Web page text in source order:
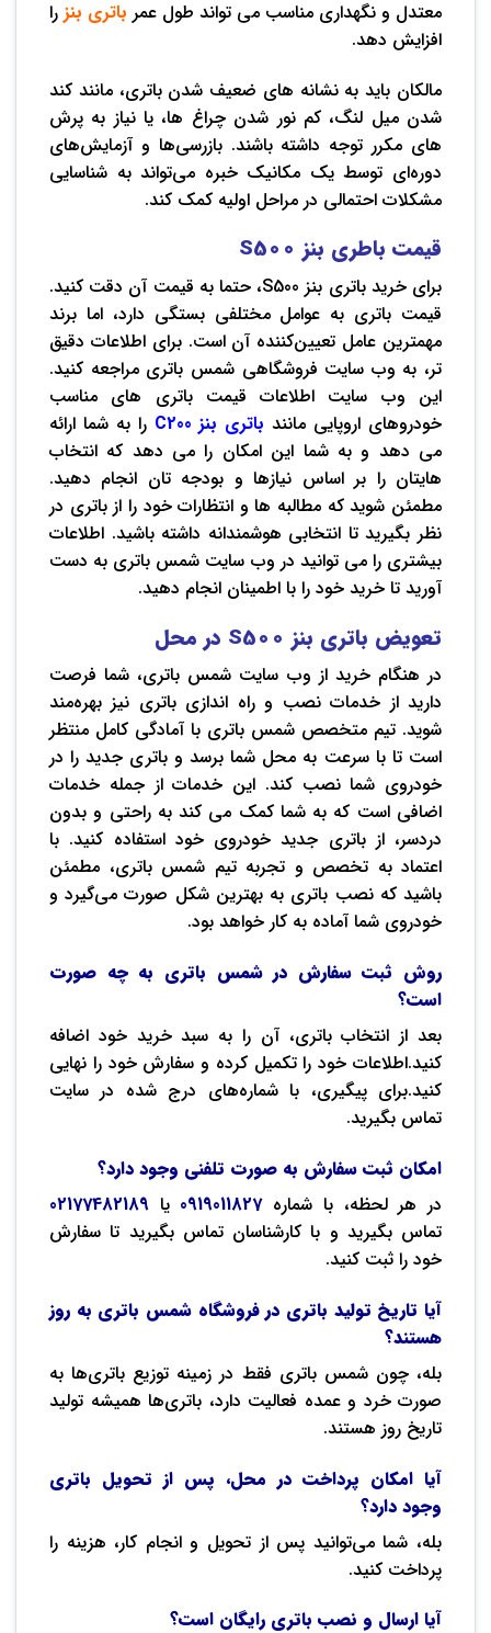
معتدل و نگهداری مناسب می تواند طول عمر باتری بنز را
افزایش دهد.
مالکان باید به نشانه های ضعیف شدن باتری، مانند کند
شدن میل لنگ، کم نور شدن چراغ ها، یا نیاز به پرش
های مکرر توجه داشته باشند. بازرسی‌ها و آزمایش‌های
دوره‌ای توسط یک مکانیک خبره می‌تواند به شناسایی
مشکلات احتمالی در مراحل اولیه کمک کند.
قیمت باطری بنز S500
برای خرید باتری بنز S500، حتما به قیمت آن دقت کنید.
قیمت باتری به عوامل مختلفی بستگی دارد، اما برند
مهمترین عامل تعیین‌کننده آن است. برای اطلاعات دقیق
تر، به وب ‌سایت فروشگاهی شمس باتری مراجعه کنید.
این وب‌ سایت اطلاعات قیمت باتری های مناسب
خودروهای اروپایی مانند باتری بنز C200
را به شما ارائه
می ‌دهد و به شما این امکان را می ‌دهد که انتخاب
‌هایتان را بر اساس نیازها و بودجه ‌تان انجام دهید.
مطمئن شوید که مطالبه ها و انتظارات خود را از باتری در
نظر بگیرید تا انتخابی هوشمندانه داشته باشید. اطلاعات
بیشتری را می‌ توانید در وب ‌سایت شمس باتری به دست
آورید تا خرید خود را با اطمینان انجام دهید.
تعویض باتری بنز S500 در محل
در هنگام خرید از وب‌ سایت شمس باتری، شما فرصت
دارید از خدمات نصب و راه ‌اندازی باتری نیز بهره‌مند
شوید. تیم متخصص شمس باتری با آمادگی کامل منتظر
است تا با سرعت به محل شما برسد و باتری جدید را در
خودروی شما نصب کند. این خدمات از جمله خدمات
اضافی است که به شما کمک می ‌کند به راحتی و بدون
دردسر، از باتری جدید خودروی خود استفاده کنید. با
اعتماد به تخصص و تجربه تیم شمس باتری، مطمئن
باشید که نصب باتری به بهترین شکل صورت می‌گیرد و
خودروی شما آماده به کار خواهد بود.
روش ثبت سفارش در شمس باتری به چه صورت
است؟
بعد از انتخاب باتری، آن را به سبد خرید خود اضافه
کنید.اطلاعات خود را تکمیل کرده و سفارش خود را نهایی
کنید.برای پیگیری، با شماره‌های درج شده در سایت
تماس بگیرید.
امکان ثبت سفارش به صورت تلفنی وجود دارد؟
در هر لحظه، با شماره0919011827 یا 02177482189
تماس بگیرید و با کارشناسان تماس بگیرید تا سفارش
خود را ثبت کنید.
آیا تاریخ تولید باتری‌ در فروشگاه شمس باتری به روز
هستند؟
بله، چون شمس باتری فقط در زمینه توزیع باتری‌ها به
صورت خرد و عمده فعالیت دارد، باتری‌ها همیشه تولید
تاریخ روز هستند.
آیا امکان پرداخت در محل، پس از تحویل باتری
وجود دارد؟
بله، شما می‌توانید پس از تحویل و انجام کار، هزینه را
پرداخت کنید.
آیا ارسال و نصب باتری رایگان است؟